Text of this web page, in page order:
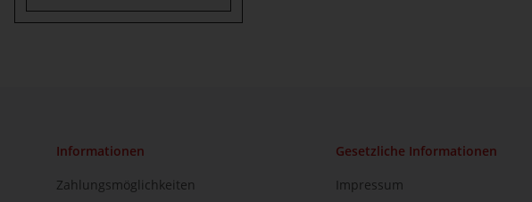
Informationen
Zahlungsmöglichkeiten
Gesetzliche Informationen
Impressum